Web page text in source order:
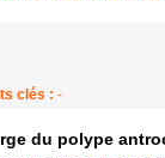
clés : -
du polype